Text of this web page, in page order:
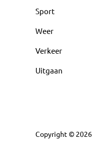
Sport
Weer
Verkeer
Uitgaan
Copyright © 2026